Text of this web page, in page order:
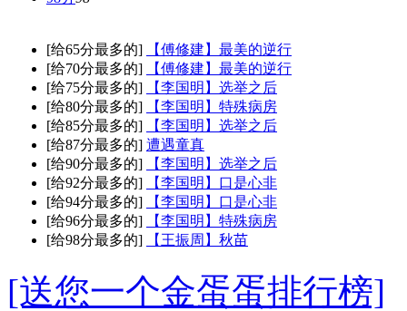
[给65分最多的]
【傅修建】最美的逆行
[给70分最多的]
【傅修建】最美的逆行
[给75分最多的]
【李国明】选举之后
[给80分最多的]
【李国明】特殊病房
[给85分最多的]
【李国明】选举之后
[给87分最多的] 遭遇童真
[给90分最多的]
【李国明】选举之后
[给92分最多的]
【李国明】口是心非
[给94分最多的]
【李国明】口是心非
[给96分最多的]
【李国明】特殊病房
[给98分最多的]
【王振周】秋苗
[送您一个金蛋蛋排行榜]